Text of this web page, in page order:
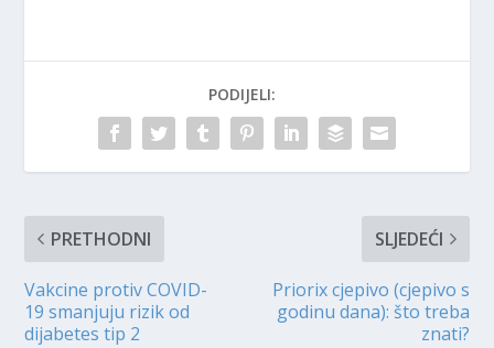
PODIJELI:
PRETHODNI
Vakcine protiv COVID-
19 smanjuju rizik od
dijabetes tip 2
SLJEDEĆI
Priorix cjepivo (cjepivo s
godinu dana): što treba
znati?